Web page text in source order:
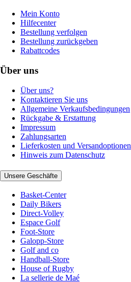
Mein Konto
Hilfecenter
Bestellung verfolgen
Bestellung zurückgeben
Rabattcodes
Über uns
Über uns?
Kontaktieren Sie uns
Allgemeine Verkaufsbedingungen
Rückgabe & Erstattung
Impressum
Zahlungsarten
Lieferkosten und Versandoptionen
Hinweis zum Datenschutz
Unsere Geschäfte
Basket-Center
Daily Bikers
Direct-Volley
Espace Golf
Foot-Store
Galopp-Store
Golf and co
Handball-Store
House of Rugby
La sellerie de Maé